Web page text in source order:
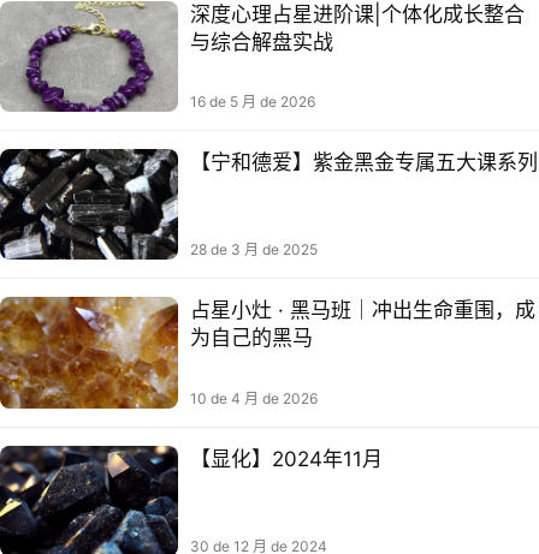
深度心理占星进阶课|个体化成长整合
与综合解盘实战
16 de 5 月 de 2026
【宁和德爱】紫金黑金专属五大课系列
28 de 3 月 de 2025
占星小灶 · 黑马班｜冲出生命重围，成
为自己的黑马
10 de 4 月 de 2026
【显化】2024年11月
30 de 12 月 de 2024